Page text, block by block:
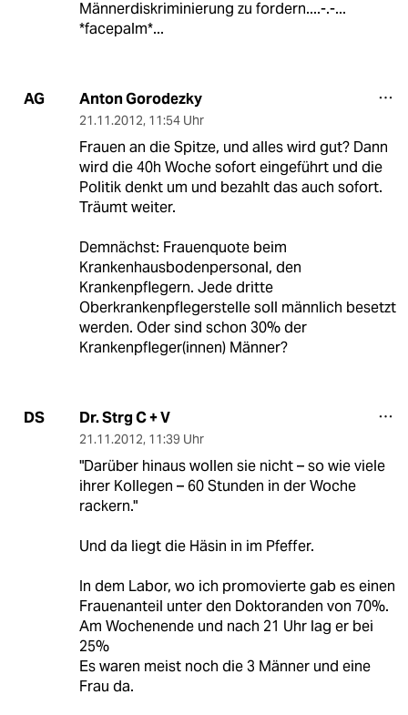
Männerdiskriminierung zu fordern....-.-...
*facepalm*...
AG Anton Gorodezky
21.11.2012, 11:54 Uhr
Frauen an die Spitze, und alles wird gut? Dann
wird die 40h Woche sofort eingeführt und die
Politik denkt um und bezahlt das auch sofort.
Träumt weiter.
Demnächst: Frauenquote beim
Krankenhausbodenpersonal, den
Krankenpflegern. Jede dritte
Oberkrankenpflegerstelle soll männlich besetzt
werden. Oder sind schon 30% der
Krankenpfleger(innen) Männer?
DS Dr. Strg C + V
21.11.2012, 11:39 Uhr
"Darüber hinaus wollen sie nicht – so wie viele
ihrer Kollegen – 60 Stunden in der Woche
rackern."
Und da liegt die Häsin in im Pfeffer.
In dem Labor, wo ich promovierte gab es einen
Frauenanteil unter den Doktoranden von 70%.
Am Wochenende und nach 21 Uhr lag er bei
25%
Es waren meist noch die 3 Männer und eine
Frau da.